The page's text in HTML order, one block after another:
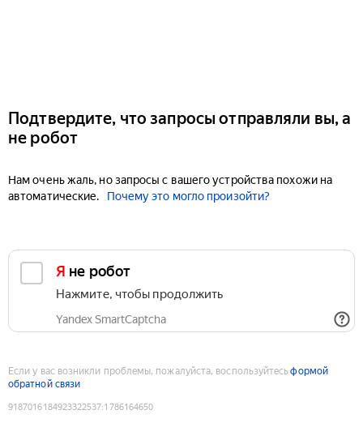
Подтвердите, что запросы отправляли вы, а
не робот
Нам очень жаль, но запросы с вашего устройства похожи на
автоматические.
Почему это могло произойти?
Я не робот
Нажмите, чтобы продолжить
Yandex SmartCaptcha
Если у вас возникли проблемы, пожалуйста, воспользуйтесьформой
обратной связи
9187016184923322537:1786164650